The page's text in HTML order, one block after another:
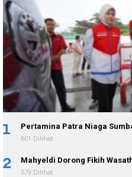
1 Pertamina Patra Niaga
601 Dilihat
2 Mahyeldi Dorong Fikih
579 Dilihat